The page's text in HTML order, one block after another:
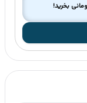
بخرید!